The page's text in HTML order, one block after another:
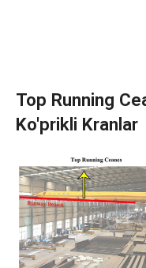
Top Running
Ko'prikli Kranlar